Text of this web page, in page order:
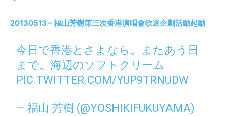
20130513 –福山芳樹第三次香港演唱會歌迷企劃活動起動
今日で香港とさよなら。またあう日
まで。海辺のソフトクリーム
PIC.TWITTER.COM/YUP9TRNUDW
— 福山 芳樹 (@YOSHIKIFUKUYAMA)